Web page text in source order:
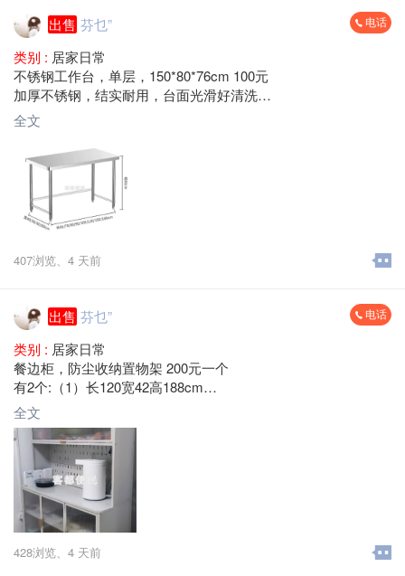
出售 芬乜” 电话
类别 : 居家日常
不锈钢工作台，单层，150*80*76cm 100元
加厚不锈钢，结实耐用，台面光滑好清洗
承重力强，适合厨房、饭店、奶茶店、摆摊用
梅县区大山路 自提
全文
407浏览、 4 天前
出售 芬乜” 电话
类别 : 居家日常
餐边柜，防尘收纳置物架 200元一个
有2个:（1）长120宽42高188cm
（2） 长100宽42高188cm
梅县区大山路 自提
全文
428浏览、 4 天前